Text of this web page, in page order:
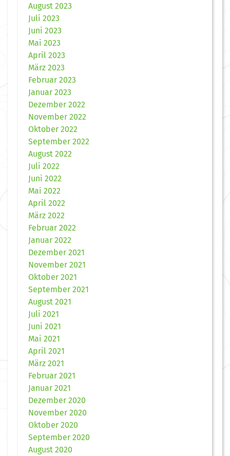
August 2023
Juli 2023
Juni 2023
Mai 2023
April 2023
März 2023
Februar 2023
Januar 2023
Dezember 2022
November 2022
Oktober 2022
September 2022
August 2022
Juli 2022
Juni 2022
Mai 2022
April 2022
März 2022
Februar 2022
Januar 2022
Dezember 2021
November 2021
Oktober 2021
September 2021
August 2021
Juli 2021
Juni 2021
Mai 2021
April 2021
März 2021
Februar 2021
Januar 2021
Dezember 2020
November 2020
Oktober 2020
September 2020
August 2020